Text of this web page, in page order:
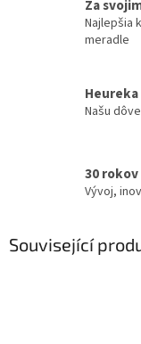
Za
Najlepšia
meradle
Našu
30
Vývoj,
Související